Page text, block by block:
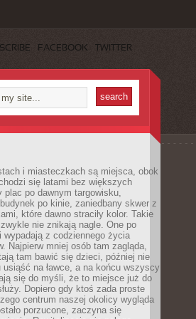
FACEBOOK TWITTER
i miasteczkach są miejsca, obok
się latami bez większych
plac po dawnym targowisku,
po kinie, zaniedbany skwer z
które dawno straciły kolor. Takie
nie znikają nagle. One po
wypadają z codziennego życia
Najpierw mniej osób tam zagląda,
tam bawić się dzieci, później nie
usiąść na ławce, a na końcu wszyscy
się do myśli, że to miejsce już do
Dopiero gdy ktoś zada proste
centrum naszej okolicy wygląda
porzucone, zaczyna się